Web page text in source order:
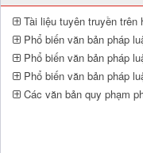
Tài liệu tuyên truyền trên
Phổ biến văn bản pháp
Phổ biến văn bản pháp
Phổ biến văn bản pháp
Các văn bản quy phạm